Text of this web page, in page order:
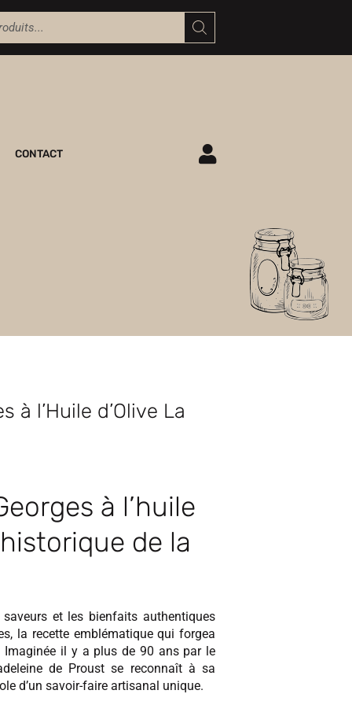
CONTACT
à l’Huile d’Olive La
à l’huile
historique de la
et les bienfaits authentiques
la recette emblématique qui forgea
Imaginée il y a plus de 90 ans par le
de Proust se reconnaît à sa
d’un savoir-faire artisanal unique.